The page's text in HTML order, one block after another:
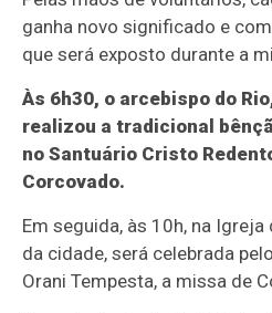
ganha novo significado e
que será exposto durante a
Às 6h30, o arcebispo do
realizou a tradicional
no Santuário Cristo
Corcovado.
Em seguida, às 10h, na Igreja
da cidade, será celebrada
Orani Tempesta, a missa de